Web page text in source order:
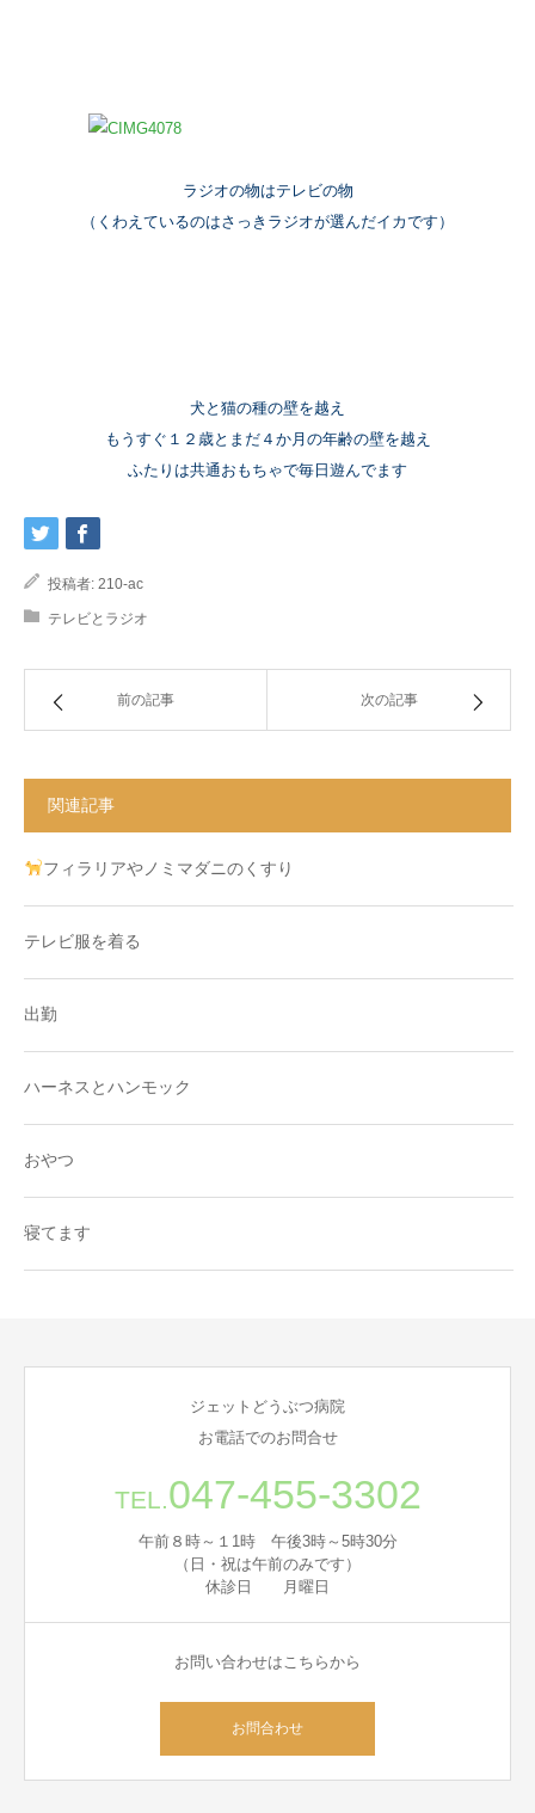
ラジオの物はテレビの物
（くわえているのはさっきラジオが選んだイカです）
犬と猫の種の壁を越え
もうすぐ１２歳とまだ４か月の年齢の壁を越え
ふたりは共通おもちゃで毎日遊んでます
投稿者: 210-ac
テレビとラジオ
前の記事 次の記事
関連記事
フィラリアやノミマダニのくすり
テレビ服を着る
出勤
ハーネスとハンモック
おやつ
寝てます
ジェットどうぶつ病院
お電話でのお問合せ
TEL.047-455-3302
午前８時～１1時 午後3時～5時30分
（日・祝は午前のみです）
休診日 月曜日
お問い合わせはこちらから
お問合わせ